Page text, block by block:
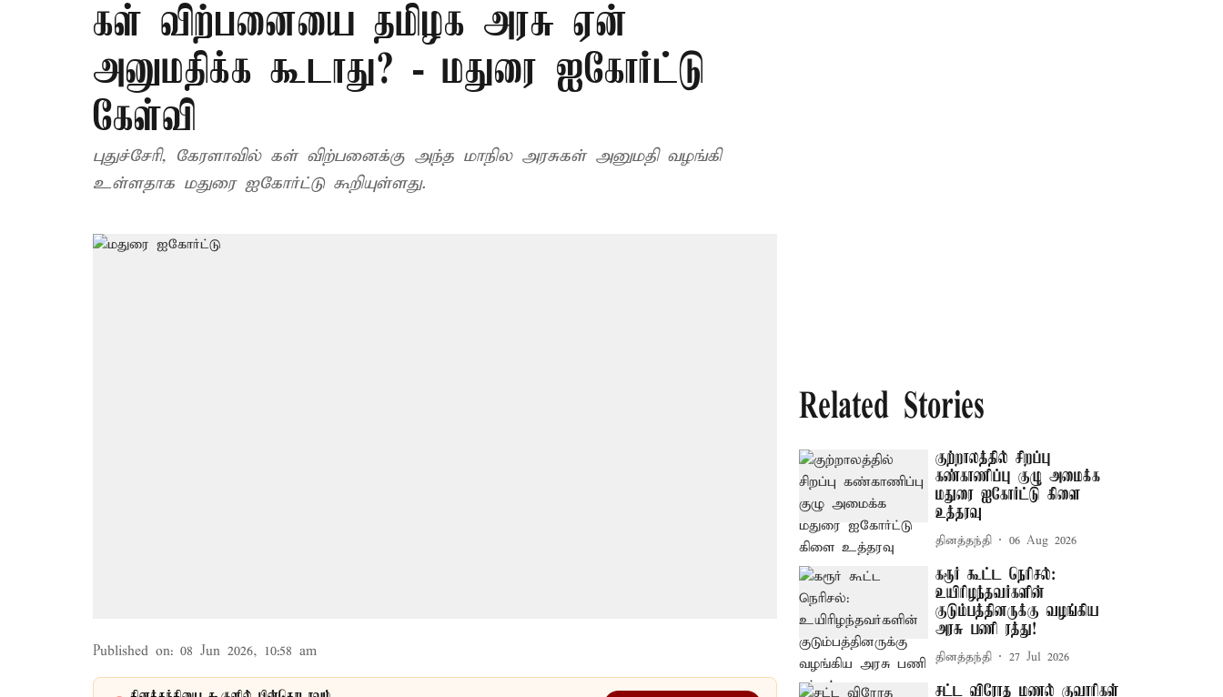
கள் விற்பனையை தமிழக அரசு ஏன்
அனுமதிக்க கூடாது? - மதுரை ஐகோர்ட்டு
கேள்வி
புதுச்சேரி, கேரளாவில் கள் விற்பனைக்கு அந்த மாநில அரசுகள் அனுமதி வழங்கி
உள்ளதாக மதுரை ஐகோர்ட்டு கூறியுள்ளது.
Published on: 08 Jun 2026, 10:58 am
Related Stories
குற்றாலத்தில் சிறப்பு
கண்காணிப்பு குழு அமைக்க
மதுரை ஐகோர்ட்டு கிளை
உத்தரவு
தினத்தந்தி 06 Aug 2026
கரூர் கூட்ட நெரிசல்:
உயிரிழந்தவர்களின்
குடும்பத்தினருக்கு வழங்கிய
அரசு பணி ரத்து!
தினத்தந்தி 27 Jul 2026
சட்ட விரோத மணல் குவாரிகள்